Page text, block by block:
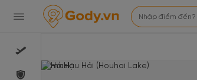
Nhập điểm đến?